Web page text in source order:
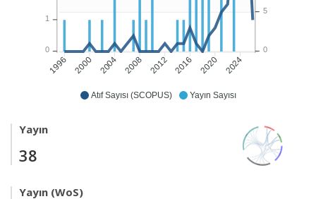
Atıf Sayısı (SCOPUS) Yayın Sayısı
1996 2000 2004 2008 2012 2016 2020 2024
5
0
1
0
Yayın
38
Yayın (WoS)